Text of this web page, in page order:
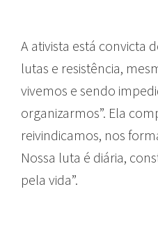
A ativista está convicta
lutas e resistência,
vivemos e sendo
organizarmos”. Ela
reivindicamos, nos
Nossa luta é diária,
pela vida”.